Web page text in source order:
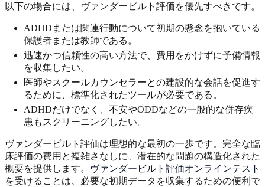
以下の場合には、ヴァンダービルト評価を優先すべきです。
ADHDまたは関連行動について初期の懸念を抱いている
保護者または教師である。
迅速かつ信頼性の高い方法で、費用をかけずに予備情報
を収集したい。
医師やスクールカウンセラーとの建設的な会話を促進す
るために、標準化されたツールが必要である。
ADHDだけでなく、不安やODDなどの一般的な併存疾
患もスクリーニングしたい。
ヴァンダービルト評価は理想的な最初の一歩です。完全な臨
床評価の費用と複雑さなしに、潜在的な問題の構造化された
概要を提供します。
ヴァンダービルト評価オンラインテスト
を受けることは、必要な初期データを収集するための便利で